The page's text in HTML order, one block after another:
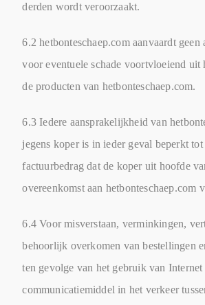
derden wordt veroorzaakt.
6.2 hetbonteschaep.com aanvaardt geen
voor eventuele schade voortvloeiend uit
de producten van hetbonteschaep.com.
6.3 Iedere aansprakelijkheid van
jegens koper is in ieder geval beperkt
factuurbedrag dat de koper uit hoofde
overeenkomst aan hetbonteschaep.com
6.4 Voor misverstaan, verminkingen,
behoorlijk overkomen van bestellingen
ten gevolge van het gebruik van
communicatiemiddel in het verkeer